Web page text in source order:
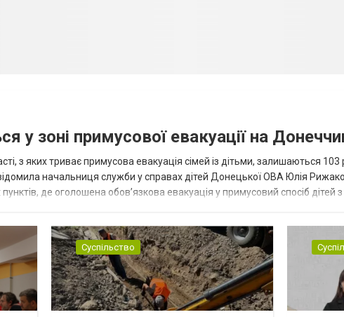
у зоні примусової евакуації на
з яких триває примусова евакуація сімей із дітьми, залишаються
начальниця служби у справах дітей Донецької ОВА Юлія
де оголошена обов’язкова евакуація у примусовий спосіб
Суспільство